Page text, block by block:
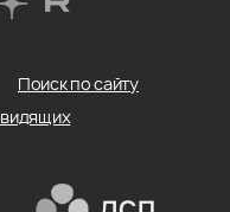
Поиск по сайту